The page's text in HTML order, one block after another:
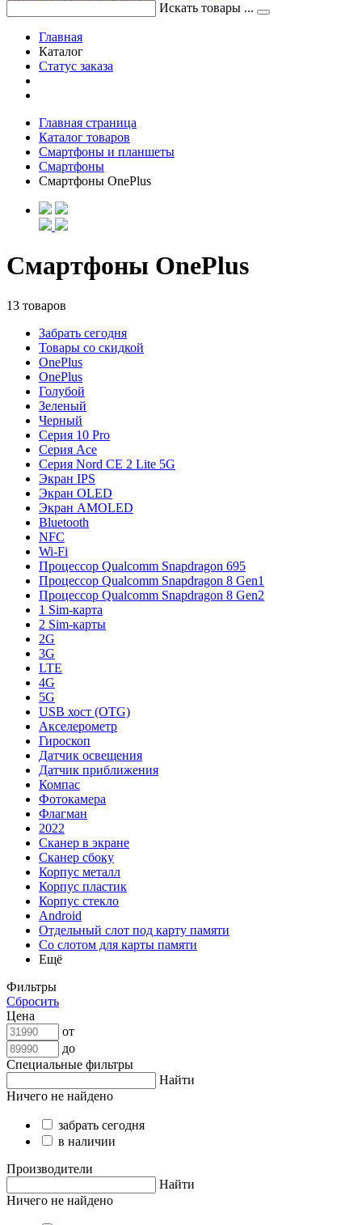
Искать товары ...
Главная
Каталог
Статус заказа
Главная страница
Каталог товаров
Смартфоны и планшеты
Смартфоны
Смартфоны OnePlus
Смартфоны OnePlus
13 товаров
Забрать сегодня
Товары со скидкой
OnePlus
OnePlus
Голубой
Зеленый
Черный
Серия 10 Pro
Серия Ace
Серия Nord CE 2 Lite 5G
Экран IPS
Экран OLED
Экран AMOLED
Bluetooth
NFC
Wi-Fi
Процессор Qualcomm Snapdragon 695
Процессор Qualcomm Snapdragon 8 Gen1
Процессор Qualcomm Snapdragon 8 Gen2
1 Sim-карта
2 Sim-карты
2G
3G
LTE
4G
5G
USB хост (OTG)
Акселерометр
Гироскоп
Датчик освещения
Датчик приближения
Компас
Фотокамера
Флагман
2022
Сканер в экране
Сканер сбоку
Корпус металл
Корпус пластик
Корпус стекло
Android
Отдельный слот под карту памяти
Со слотом для карты памяти
Ещё
Фильтры
Сбросить
Цена
от
до
Специальные фильтры
Найти
Ничего не найдено
забрать сегодня
в наличии
Производители
Найти
Ничего не найдено